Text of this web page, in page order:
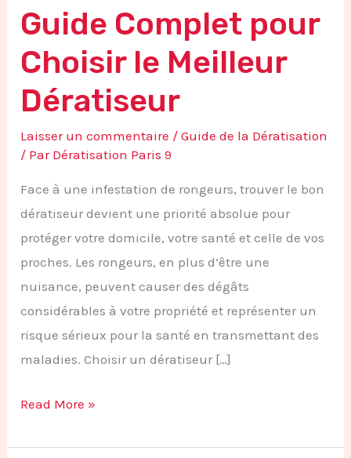
Guide Complet pour
Choisir le Meilleur
Dératiseur
Laisser un commentaire /Guide de la Dératisation
/ Par Dératisation Paris 9
Face à une infestation de rongeurs, trouver le bon
dératiseur devient une priorité absolue pour
protéger votre domicile, votre santé et celle de vos
proches. Les rongeurs, en plus d’être une
nuisance, peuvent causer des dégâts
considérables à votre propriété et représenter un
risque sérieux pour la santé en transmettant des
maladies. Choisir un dératiseur […]
Read More »